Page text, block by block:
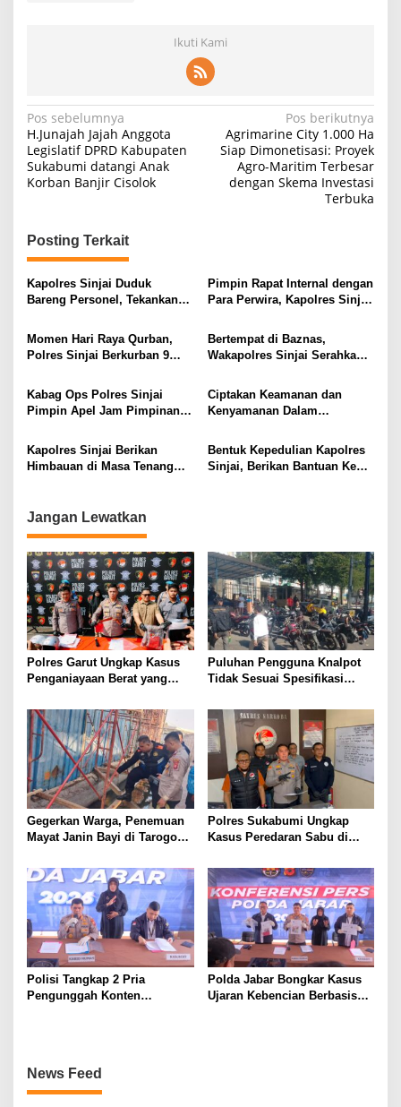
Ikuti Kami
Navigasi
pos
Pos sebelumnya
H.Junajah Jajah Anggota
Legislatif DPRD Kabupaten
Sukabumi datangi Anak
Korban Banjir Cisolok
Pos berikutnya
Agrimarine City 1.000 Ha
Siap Dimonetisasi: Proyek
Agro-Maritim Terbesar
dengan Skema Investasi
Terbuka
Posting Terkait
Kapolres Sinjai Duduk
Bareng Personel, Tekankan
di Apel Jam Pimpinan.
Pimpin Rapat Internal dengan
Para Perwira, Kapolres Sinjai
Penting
Momen Hari Raya Qurban,
Polres Sinjai Berkurban 9
Warga Kurang Mampu
Bertempat di Baznas,
Wakapolres Sinjai Serahkan
Personel Polres Sinjai
Kabag Ops Polres Sinjai
Pimpin Apel Jam Pimpinan,
Ops Ketupat 2022
Ciptakan Keamanan dan
Kenyamanan Dalam
Lakukan Pam Sholat Tarawih
Kapolres Sinjai Berikan
Himbauan di Masa Tenang
Bentuk Kepedulian Kapolres
Sinjai, Berikan Bantuan Ke
Jangan Lewatkan
Polres Garut Ungkap Kasus
Penganiayaan Berat yang
Meninggal Dunia
Puluhan Pengguna Knalpot
Tidak Sesuai Spesifikasi
Penertiban Polisi
Gegerkan Warga, Penemuan
Mayat Janin Bayi di Tarogong
TKP
Polres Sukabumi Ungkap
Kasus Peredaran Sabu di
Tersangka Diamankan
Polisi Tangkap 2 Pria
Pengunggah Konten
Polda Jabar Bongkar Kasus
Ujaran Kebencian Berbasis
News Feed